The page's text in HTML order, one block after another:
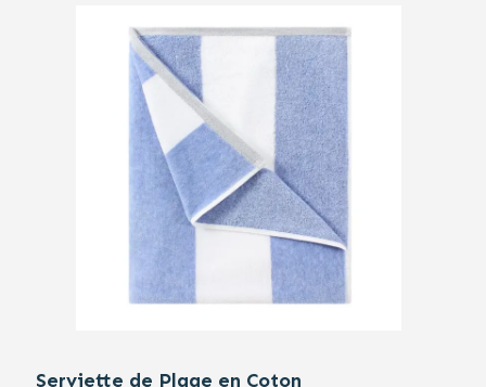
Serviette de Plage en Coton